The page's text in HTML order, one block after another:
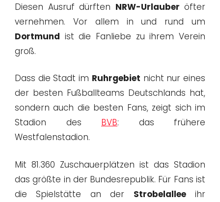
Diesen Ausruf dürften NRW-Urlauber öfter
vernehmen. Vor allem in und rund um
Dortmund ist die Fanliebe zu ihrem Verein
groß.
Dass die Stadt im Ruhrgebiet nicht nur eines
der besten Fußballteams Deutschlands hat,
sondern auch die besten Fans, zeigt sich im
Stadion des BVB: das frühere
Westfalenstadion.
Mit 81.360 Zuschauerplätzen ist das Stadion
das größte in der Bundesrepublik. Für Fans ist
die Spielstätte an der Strobelalleeihr